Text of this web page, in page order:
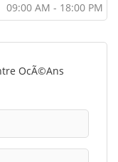
09:00 AM - 18:00 PM
OcÃ©ans